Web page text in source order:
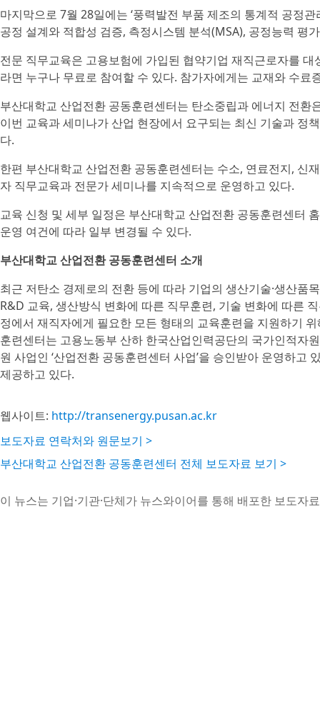
마지막으로 7월 28일에는 ‘풍력발전 부품 제조의 통계적 공정
공정 설계와 적합성 검증, 측정시스템 분석(MSA), 공정능력 평
전문 직무교육은 고용보험에 가입된 협약기업 재직근로자를
라면 누구나 무료로 참여할 수 있다. 참가자에게는 교재와 수
부산대학교 산업전환 공동훈련센터는 탄소중립과 에너지 전
이번 교육과 세미나가 산업 현장에서 요구되는 최신 기술과 정
다.
한편 부산대학교 산업전환 공동훈련센터는 수소, 연료전지, 신
자 직무교육과 전문가 세미나를 지속적으로 운영하고 있다.
교육 신청 및 세부 일정은 부산대학교 산업전환 공동훈련센터
운영 여건에 따라 일부 변경될 수 있다.
부산대학교 산업전환 공동훈련센터 소개
최근 저탄소 경제로의 전환 등에 따라 기업의 생산기술·생산품
R&D 교육, 생산방식 변화에 따른 직무훈련, 기술 변화에 따른
정에서 재직자에게 필요한 모든 형태의 교육훈련을 지원하기
훈련센터는 고용노동부 산하 한국산업인력공단의 국가인적자
원 사업인 ‘산업전환 공동훈련센터 사업’을 승인받아 운영하
제공하고 있다.
웹사이트: http://transenergy.pusan.ac.kr
보도자료 연락처와 원문보기 >
부산대학교 산업전환 공동훈련센터 전체 보도자료 보기 >
이 뉴스는 기업·기관·단체가 뉴스와이어를 통해 배포한 보도자